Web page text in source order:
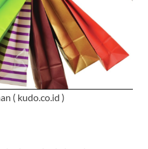
( kudo.co.id )